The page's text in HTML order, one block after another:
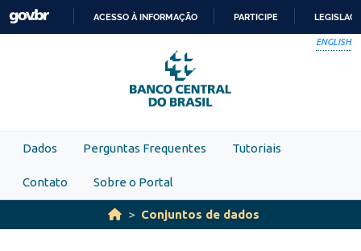
Skip to main content
PARA
O
CONTEÚDO
ACESSO À INFORMAÇÃO PARTICIPE
ENGLISH
Dados Perguntas Frequentes Tutoriais
Contato Sobre o Portal
Conjuntos de dados